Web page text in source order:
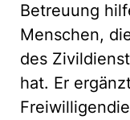
Betreuung
Menschen,
des
hat. Er